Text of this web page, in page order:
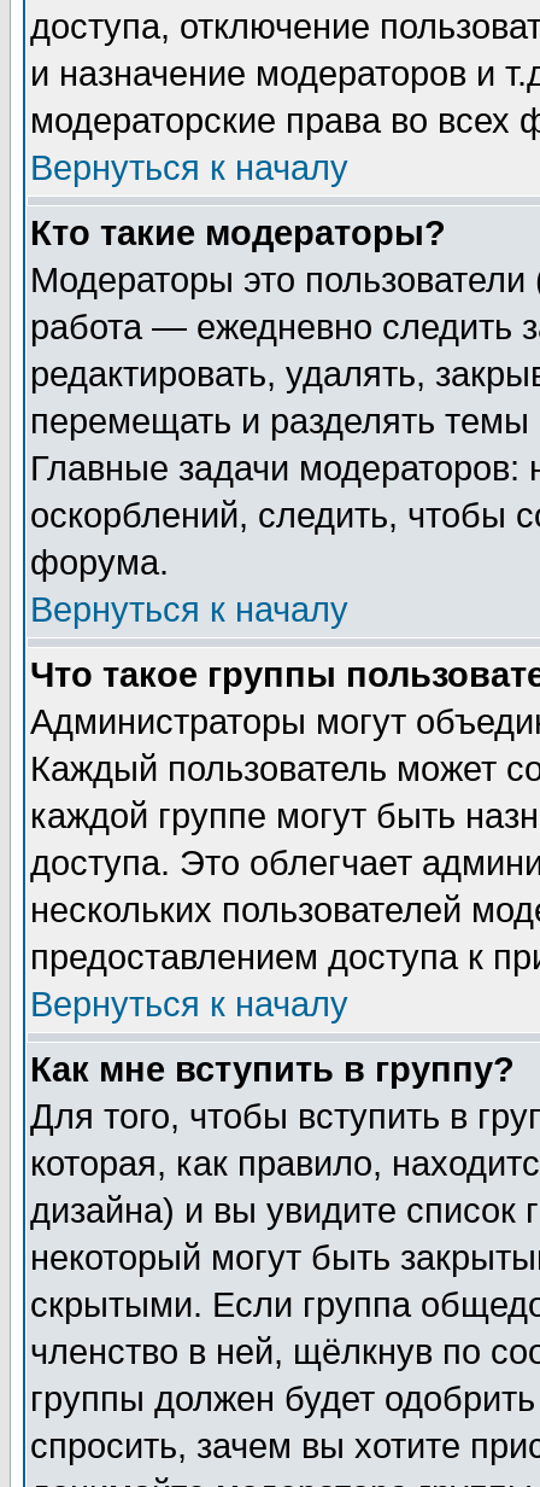
доступа, отключение
и назначение модераторов и
модераторские права во всех
Вернуться к началу
Кто такие модераторы?
Модераторы это
работа — ежедневно следить
редактировать, удалять,
перемещать и разделять
Главные задачи
оскорблений, следить, чтобы
форума.
Вернуться к началу
Что такое группы
Администраторы могут
Каждый пользователь может
каждой группе могут быть
доступа. Это облегчает
нескольких пользователей
предоставлением доступа к
Вернуться к началу
Как мне вступить в группу?
Для того, чтобы вступить в
которая, как правило,
дизайна) и вы увидите список
некоторый могут быть
скрытыми. Если группа
членство в ней, щёлкнув по
группы должен будет
спросить, зачем вы хотите